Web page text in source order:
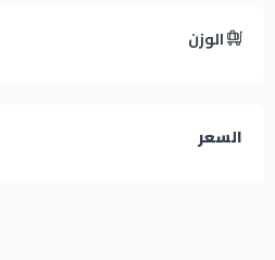
الوزن
السعر